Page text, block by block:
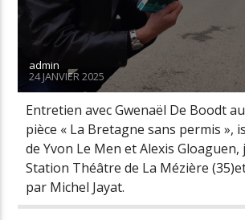
admin
24 JANVIER 2025
Entretien avec Gwenaël De Boodt
pièce « La Bretagne sans permis »,
de Yvon Le Men et Alexis Gloaguen,
Station Théâtre de La Mézière
par Michel Jayat.